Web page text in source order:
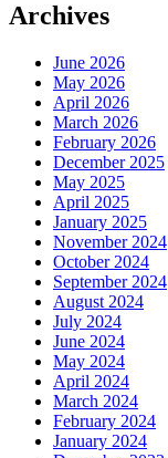
Archives
June 2026
May 2026
April 2026
March 2026
February 2026
December 2025
May 2025
April 2025
January 2025
November 2024
October 2024
September 2024
August 2024
July 2024
June 2024
May 2024
April 2024
March 2024
February 2024
January 2024